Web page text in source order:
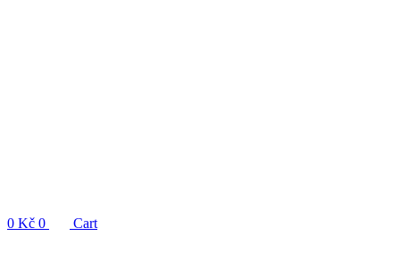
0 Kč 0 Cart